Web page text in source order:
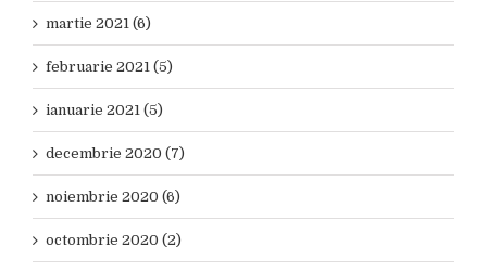
martie 2021 (6)
februarie 2021 (5)
ianuarie 2021 (5)
decembrie 2020 (7)
noiembrie 2020 (6)
octombrie 2020 (2)